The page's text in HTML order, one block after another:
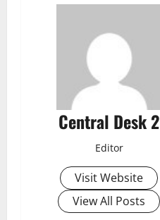
Central Desk 2
Editor
Visit Website
View All Posts